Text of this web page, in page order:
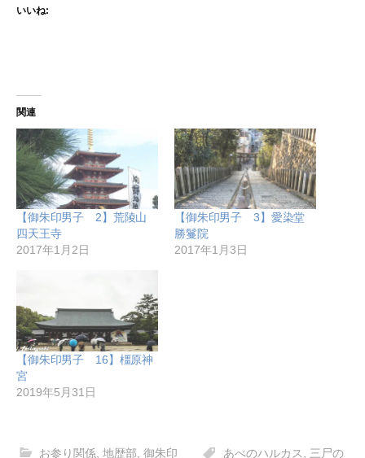
いいね:
関連
【御朱印男子 2】荒陵山
四天王寺
2017年1月2日
【御朱印男子 3】愛染堂
勝鬘院
2017年1月3日
【御朱印男子 16】橿原神
宮
2019年5月31日
お参り関係 地歴部 御朱印 あべのハルカス
三尸の